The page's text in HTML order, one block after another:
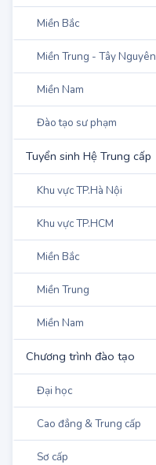
Miền Bắc
Miền Trung - Tây Nguyên
Miền Nam
Đào tạo sư phạm
Tuyển sinh Hệ Trung cấp
Khu vực TP.Hà Nội
Khu vực TP.HCM
Miền Bắc
Miền Trung
Miền Nam
Chương trình đào tạo
Đại học
Cao đẳng & Trung cấp
Sơ cấp